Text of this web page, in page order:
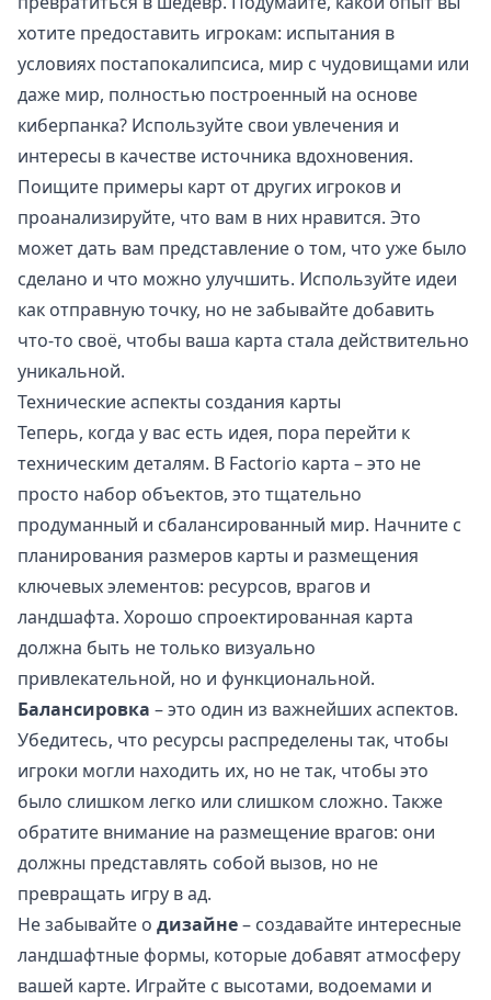
хотите предоставить игрокам: испытания в
условиях постапокалипсиса, мир с чудовищами или
даже мир, полностью построенный на основе
киберпанка? Используйте свои увлечения и
интересы в качестве источника вдохновения.
Поищите примеры карт от других игроков и
проанализируйте, что вам в них нравится. Это
может дать вам представление о том, что уже было
сделано и что можно улучшить. Используйте идеи
как отправную точку, но не забывайте добавить
что-то своё, чтобы ваша карта стала действительно
уникальной.
Технические аспекты создания карты
Теперь, когда у вас есть идея, пора перейти к
техническим деталям. В Factorio карта – это не
просто набор объектов, это тщательно
продуманный и сбалансированный мир. Начните с
планирования размеров карты и размещения
ключевых элементов: ресурсов, врагов и
ландшафта. Хорошо спроектированная карта
должна быть не только визуально
привлекательной, но и функциональной.
Балансировка – это один из важнейших аспектов.
Убедитесь, что ресурсы распределены так, чтобы
игроки могли находить их, но не так, чтобы это
было слишком легко или слишком сложно. Также
обратите внимание на размещение врагов: они
должны представлять собой вызов, но не
превращать игру в ад.
Не забывайте о дизайне– создавайте интересные
ландшафтные формы, которые добавят атмосферу
вашей карте. Играйте с высотами, водоемами и